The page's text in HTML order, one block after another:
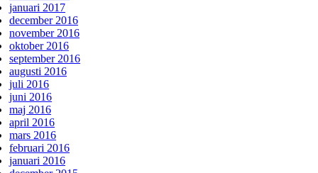
januari 2017
december 2016
november 2016
oktober 2016
september 2016
augusti 2016
juli 2016
juni 2016
maj 2016
april 2016
mars 2016
februari 2016
januari 2016